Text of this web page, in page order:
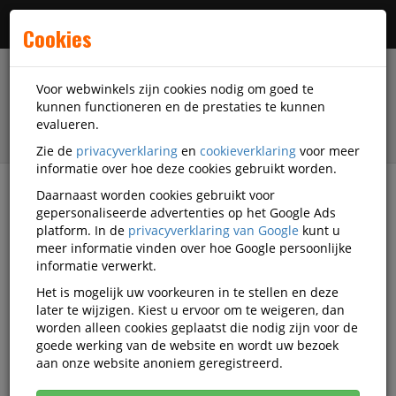
filter
Schrijfwaren Pennen Luxe rollerballs
Luxe rollerballs
Populariteit
Cookies
Voor webwinkels zijn cookies nodig om goed te
kunnen functioneren en de prestaties te kunnen
evalueren.
Zie de privacyverklaring en cookieverklaring voor meer
informatie over hoe deze cookies gebruikt worden.
Daarnaast worden cookies gebruikt voor
gepersonaliseerde advertenties op het Google Ads
platform. In de privacyverklaring van Google kunt u
meer informatie vinden over hoe Google persoonlijke
informatie verwerkt.
Het is mogelijk uw voorkeuren in te stellen en deze
later te wijzigen. Kiest u ervoor om te weigeren, dan
worden alleen cookies geplaatst die nodig zijn voor de
goede werking van de website en wordt uw bezoek
aan onze website anoniem geregistreerd.